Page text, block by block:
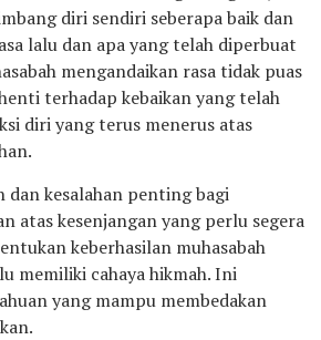
diri sendiri seberapa baik dan
lalu dan apa yang telah diperbuat
mengandaikan rasa tidak puas
terhadap kebaikan yang telah
diri yang terus menerus atas
dan kesalahan penting bagi
atas kesenjangan yang perlu segera
keberhasilan muhasabah
memiliki cahaya hikmah. Ini
yang mampu membedakan